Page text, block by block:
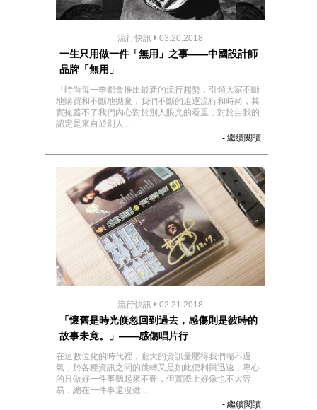
流行快訊 03.20.2018
一生只用做一件「無用」之事——中國設計師
品牌「無用」
「時尚每一季都會推出最新的流行趨勢，引領大家不斷
地購買和不斷地拋棄，我們不斷的追逐流行和時尚，其
實掩蓋不了我們內心對於別人眼光的看重，對於自我的
認定是來自於別人...
- 繼續閱讀
流行快訊 02.21.2018
「懷舊是時光倏忽回到過去，感傷則是彼時的
故事未竟。」——感傷唱片行
在這數位化的時代裡，龐大的資訊量壓得我們喘不過
氣，於各種資訊之間的跳轉又是如此便利與迅速，專心
的只做好一件事聽起來不難，但實際上好像也不太容
易，總在一件事還沒做...
- 繼續閱讀